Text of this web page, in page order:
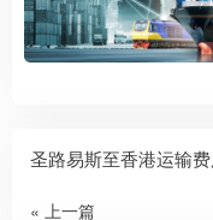
圣路易斯至香港运输
« 上一篇